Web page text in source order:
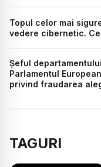
Topul celor mai
vedere cibernetic.
Șeful
Parlamentul
privind fraudarea
TAGURI